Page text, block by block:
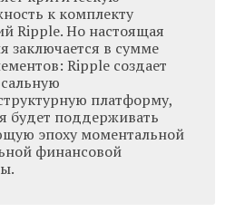
к комплекту
Ripple. Но настоящая
заключается в сумме
Ripple создает
платформу,
будет поддерживать
эпоху моментальной
финансовой